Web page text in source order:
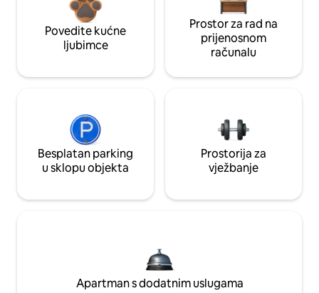
Povedite kućne
ljubimce
Prostor za rad na
prijenosnom
računalu
Besplatan parking
u sklopu objekta
Prostorija za
vježbanje
Apartman s dodatnim uslugama